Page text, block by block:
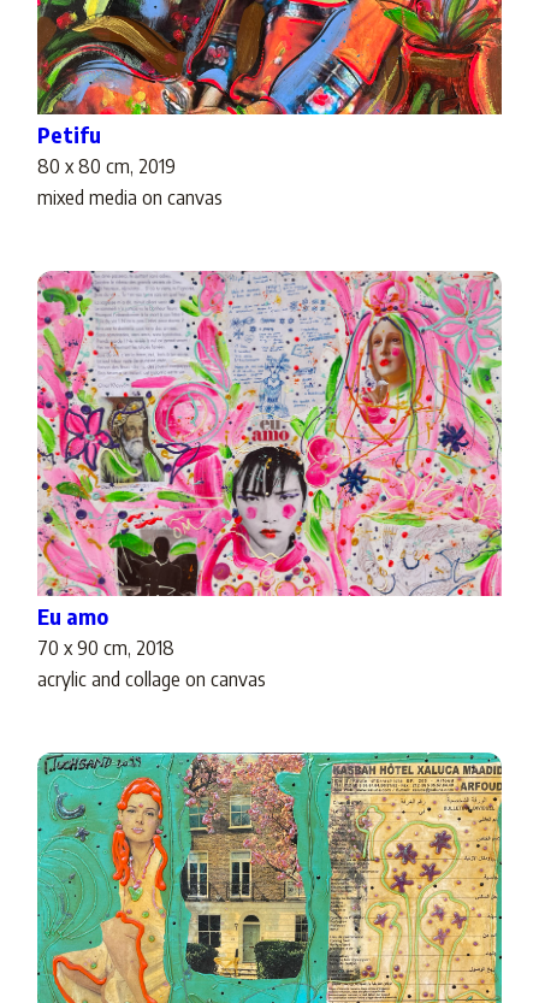
Petifu
80 x 80 cm, 2019
mixed media on canvas
Eu amo
70 x 90 cm, 2018
acrylic and collage on canvas